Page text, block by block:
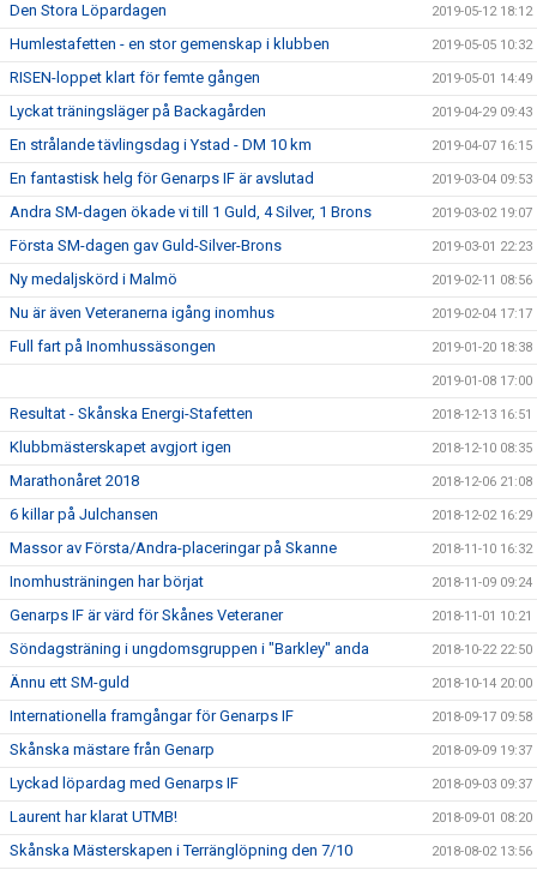
Den Stora Löpardagen 2019-05-12 18:12
Humlestafetten - en stor gemenskap i klubben 2019-05-05 10:32
RISEN-loppet klart för femte gången 2019-05-01 14:49
Lyckat träningsläger på Backagården 2019-04-29 09:43
En strålande tävlingsdag i Ystad - DM 10 km 2019-04-07 16:15
En fantastisk helg för Genarps IF är avslutad 2019-03-04 09:53
Andra SM-dagen ökade vi till 1 Guld, 4 Silver, 1 Brons 2019-03-02 19:07
Första SM-dagen gav Guld-Silver-Brons 2019-03-01 22:23
Ny medaljskörd i Malmö 2019-02-11 08:56
Nu är även Veteranerna igång inomhus 2019-02-04 17:17
Full fart på Inomhussäsongen 2019-01-20 18:38
2019-01-08 17:00
Resultat - Skånska Energi-Stafetten 2018-12-13 16:51
Klubbmästerskapet avgjort igen 2018-12-10 08:35
Marathonåret 2018 2018-12-06 21:08
6 killar på Julchansen 2018-12-02 16:29
Massor av Första/Andra-placeringar på Skanne 2018-11-10 16:32
Inomhusträningen har börjat 2018-11-09 09:24
Genarps IF är värd för Skånes Veteraner 2018-11-01 10:21
Söndagsträning i ungdomsgruppen i "Barkley" anda 2018-10-22 22:50
Ännu ett SM-guld 2018-10-14 20:00
Internationella framgångar för Genarps IF 2018-09-17 09:58
Skånska mästare från Genarp 2018-09-09 19:37
Lyckad löpardag med Genarps IF 2018-09-03 09:37
Laurent har klarat UTMB! 2018-09-01 08:20
Skånska Mästerskapen i Terränglöpning den 7/10 2018-08-02 13:56